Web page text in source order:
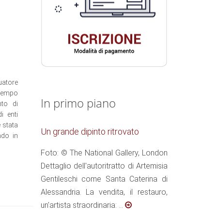
di
enti
stata
in
In primo piano
Un grande dipinto ritrovato
Foto: © The National Gallery, London
Dettaglio dell'autoritratto di Artemisia
Gentileschi come Santa Caterina di
Alessandria. La vendita, il restauro,
un'artista straordinaria: ...